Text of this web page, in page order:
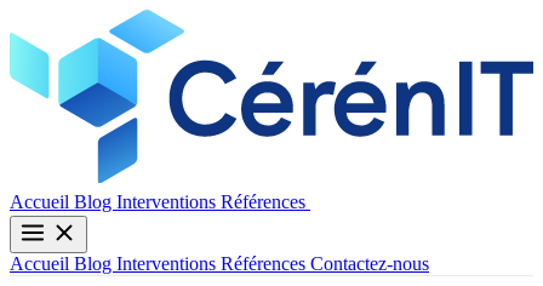
Accueil Blog Interventions Références
Accueil Blog Interventions Références Contactez-nous